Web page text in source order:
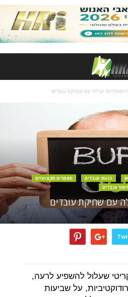
הנעת עובדים
מאמרים מקצועיים
עובדים
שעלול להשפיע לרעה,
על שביעות